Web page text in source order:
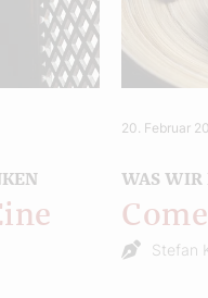
20. Februar
WAS WIR
Stefan